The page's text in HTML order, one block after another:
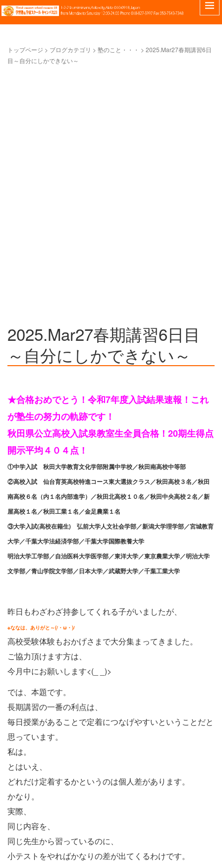
トップページ > ブログカテゴリ > 塾のこと・・・ > 2025.Mar27春期講習6日
目～自分にしかできない～
2025.Mar27春期講習6日目
～自分にしかできない～
★合格おめでとう！令和7年度入試結果速報！これ
が塾生の努力の軌跡です！
秋田県公立高校入試泉教室生全員合格！20期生得点
開示平均４０４点！
①中学入試 秋田大学教育文化学部附属中学校／秋田南高校中等部
②高校入試 仙台育英高校特進コース東大選抜クラス／秋田高校３名／秋田
南高校６名（内１名内部進学）／秋田北高校１０名／秋田中央高校２名／新
屋高校１名／秋田工業１名／金足農業１名
③大学入試(高校在籍生) 弘前大学人文社会学部／新潟大学理学部／宮城教育
大学／千葉大学法経済学部／千葉大学国際教養大学
明治大学工学部／自治医科大学医学部／東洋大学／東京農業大学／明治大学
文学部／青山学院文学部／日本大学／武蔵野大学／千葉工業大学
昨日もわざわざ持参してくれる子がいましたが、
※ななは、ありがと～(/・ω・)/
高校受験体験もおかげさまで大分集まってきました。
ご協力頂けます方は、
今月中にお願いします<(_ _)>
では、本題です。
長期講習の一番の利点は、
毎日授業があることで定着につなげやすいということだと
思っています。
私は。
とはいえ、
どれだけ定着するかというのは個人差があります。
かなり。
実際、
同じ内容を、
同じ先生から習っているのに、
小テストをやればかなりの差が出てくるわけです。